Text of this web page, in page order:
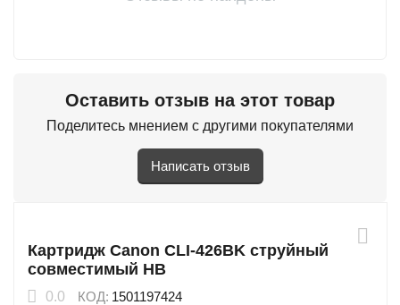
Оставить отзыв на этот товар
Поделитесь мнением с другими покупателями
Написать отзыв
Картридж Canon CLI-426BK струйный
совместимый HB
0.0 КОД: 1501197424